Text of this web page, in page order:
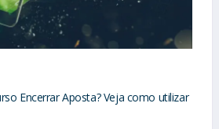
Encerrar Aposta? Veja como utilizar